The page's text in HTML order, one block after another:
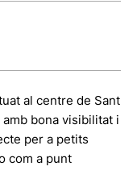
al centre de Sant
bona visibilitat i
per a petits
com a punt